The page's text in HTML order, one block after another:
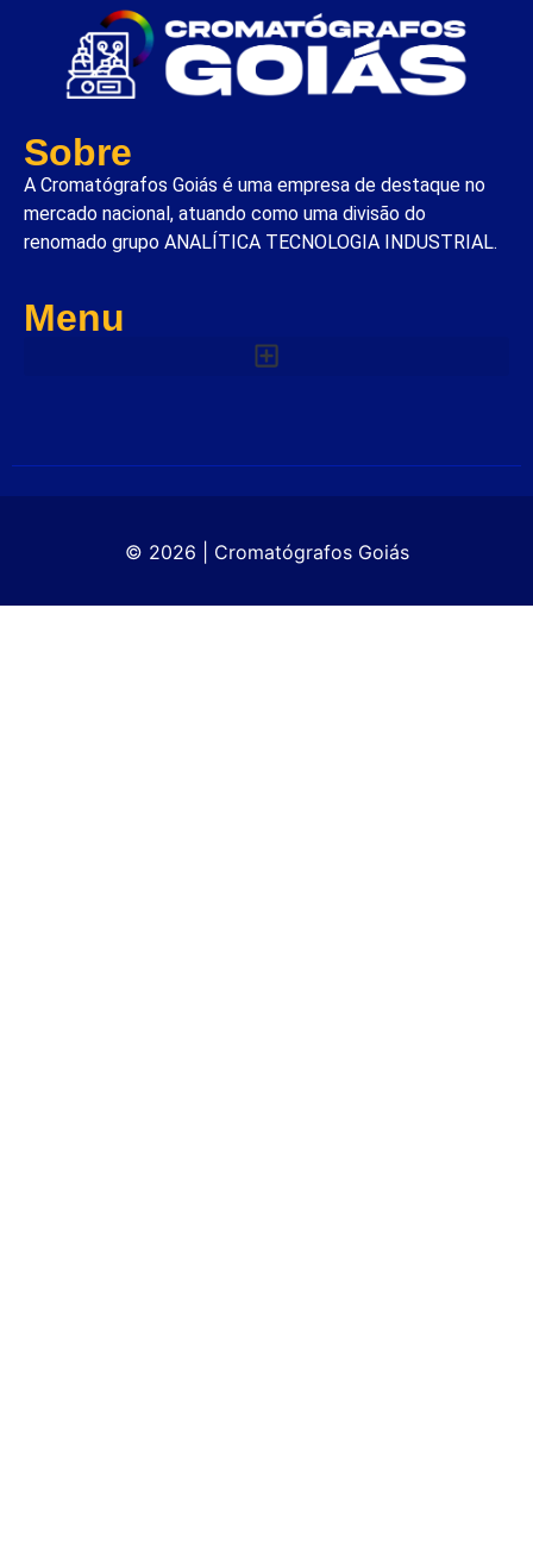
Sobre
A Cromatógrafos Goiás é uma empresa de destaque no
mercado nacional, atuando como uma divisão do
renomado grupo ANALÍTICA TECNOLOGIA INDUSTRIAL.
Menu
© 2026 | Cromatógrafos Goiás